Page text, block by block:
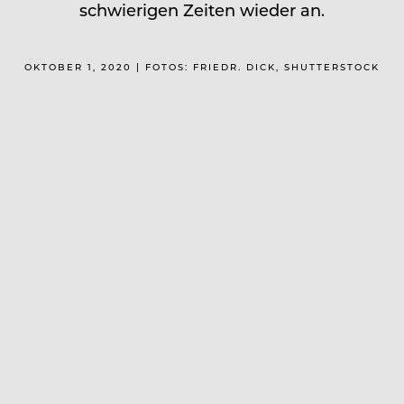
schwierigen Zeiten wieder an.
OKTOBER 1, 2020 | FOTOS: FRIEDR. DICK, SHUTTERSTOCK